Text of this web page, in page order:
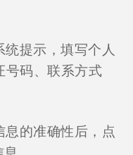
统提示，填写个人
号码、联系方式
息的准确性后，点